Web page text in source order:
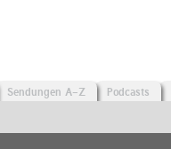
Sendungen A-Z Podcasts